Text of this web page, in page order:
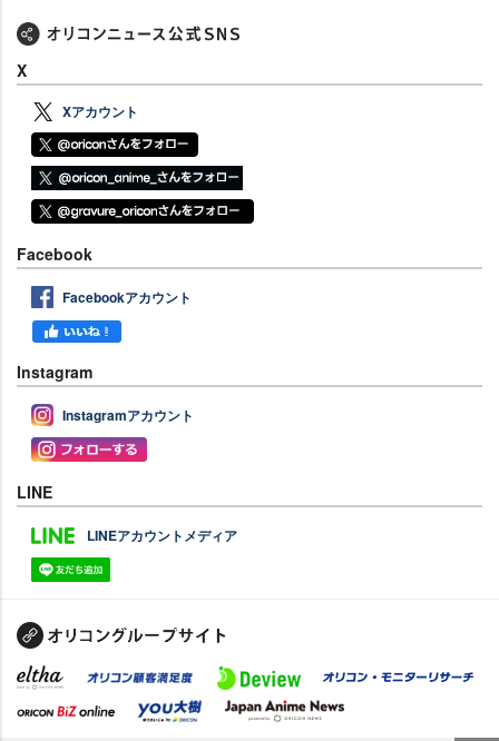
X
Xアカウント
Facebook
Facebookアカウント
Instagram
Instagramアカウント
LINE
LINEアカウントメディア